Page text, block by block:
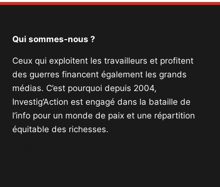
Qui sommes-nous ?
Ceux qui exploitent les travailleurs et profitent
des guerres financent également les grands
médias. C’est pourquoi depuis 2004,
Investig’Action est engagé dans la bataille de
l’info pour un monde de paix et une répartition
équitable des richesses.